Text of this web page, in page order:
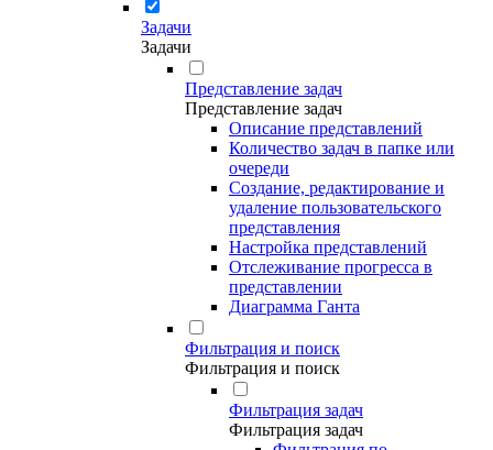
Задачи
Задачи
Представление задач
Представление задач
Описание представлений
Количество задач в папке или
очереди
Создание, редактирование и
удаление пользовательского
представления
Настройка представлений
Отслеживание прогресса в
представлении
Диаграмма Ганта
Фильтрация и поиск
Фильтрация и поиск
Фильтрация задач
Фильтрация задач